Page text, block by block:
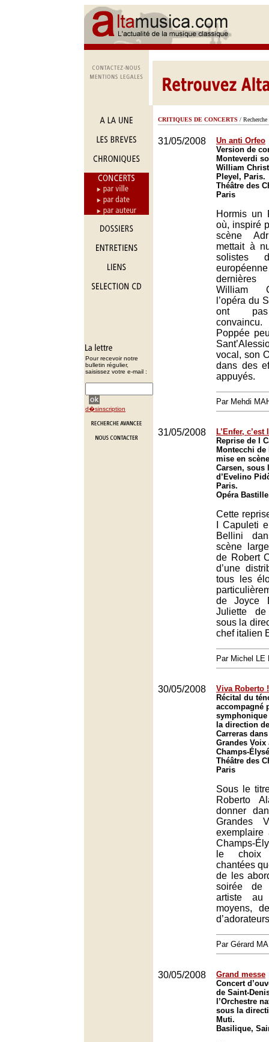
Pour recevoir notre
bulletin régulier,
saisissez votre e-mail :
d�sinscription
CRITIQUES DE CONCERTS / Recherche
31/05/2008
Un anti Orfeo
Version de
Monteverdi
William
Pleyel, Paris.
Théâtre des
Paris
Hormis un
où, inspiré
scène
mettait à
solistes
dernières
William
l’opéra du
ont pas
Poppée
vocal, son
dans des
appuyés.
Par Mehdi
31/05/2008
L’Enfer,
Reprise de I
Montecchi
mise en
Carsen, sous
d’Evelino
Paris.
Opéra
Cette
I Capuleti
Bellini
scène
de Robert
d’une
tous les
de Joyce
Juliette
sous la
chef italien
Par Michel LE
30/05/2008
Viva Roberto !
Récital du
accompagné
symphonique
la direction
Carreras
Grandes Voix
Champs-
Théâtre des
Paris
Sous le
Roberto
donner
Grandes
exemplaire
Champs-
le choix
chantées
de les
soirée
artiste
moyens,
Par Gérard
30/05/2008
Grand messe
Concert
de Saint-
l’Orchestre
sous la
Muti.
Basilique,